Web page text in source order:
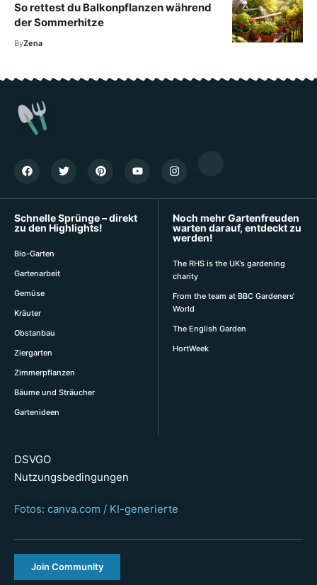
So rettest du Balkonpflanzen während
der Sommerhitze
ByZena
Schnelle Sprünge – direkt
zu den Highlights!
Bio-Garten
Gartenarbeit
Gemüse
Kräuter
Obstanbau
Ziergarten
Zimmerpflanzen
Bäume und Sträucher
Gartenideen
Noch mehr Gartenfreuden
warten darauf, entdeckt zu
werden!
The RHS is the UK’s gardening
charity
From the team at BBC Gardeners‘
World
The English Garden
HortWeek
DSVGO
Nutzungsbedingungen
Fotos: canva.com / KI-generierte
Join Community